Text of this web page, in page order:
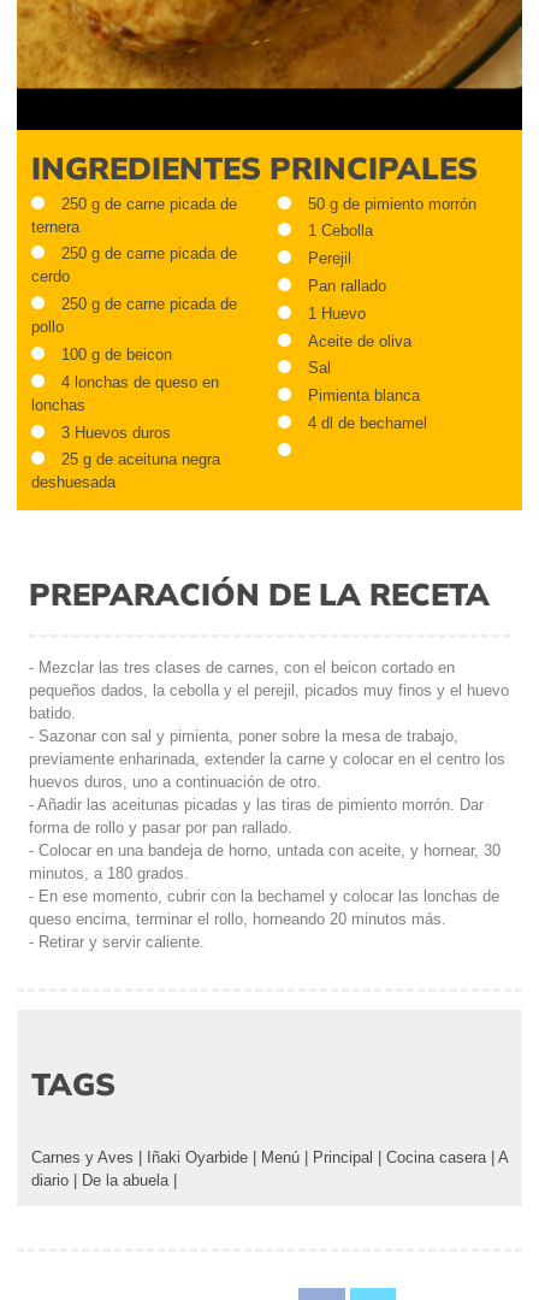
INGREDIENTES PRINCIPALES
250 g de carne picada de
ternera
250 g de carne picada de
cerdo
250 g de carne picada de
pollo
100 g de beicon
4 lonchas de queso en
lonchas
3 Huevos duros
25 g de aceituna negra
deshuesada
50 g de pimiento morrón
1 Cebolla
Perejil
Pan rallado
1 Huevo
Aceite de oliva
Sal
Pimienta blanca
4 dl de bechamel
PREPARACIÓN DE LA RECETA
- Mezclar las tres clases de carnes, con el beicon cortado en
pequeños dados, la cebolla y el perejil, picados muy finos y el huevo
batido.
- Sazonar con sal y pimienta, poner sobre la mesa de trabajo,
previamente enharinada, extender la carne y colocar en el centro los
huevos duros, uno a continuación de otro.
- Añadir las aceitunas picadas y las tiras de pimiento morrón. Dar
forma de rollo y pasar por pan rallado.
- Colocar en una bandeja de horno, untada con aceite, y hornear, 30
minutos, a 180 grados.
- En ese momento, cubrir con la bechamel y colocar las lonchas de
queso encima, terminar el rollo, horneando 20 minutos más.
- Retirar y servir caliente.
TAGS
Carnes y Aves Iñaki Oyarbide Menú Principal Cocina casera| A
diario
De la abuela|